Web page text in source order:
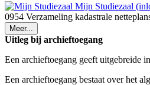
Mijn Studiezaal
0954 Verzameling kadastrale
Meer...
Uitleg bij archieftoegang
Een archieftoegang geeft uitgebreide
Een archieftoegang bestaat over het